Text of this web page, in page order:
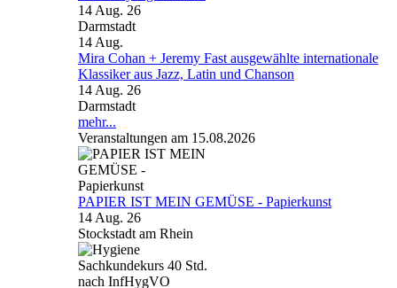
14 Aug. 26
Darmstadt
14 Aug.
Mira Cohan + Jeremy Fast ausgewählte internationale
Klassiker aus Jazz, Latin und Chanson
14 Aug. 26
Darmstadt
mehr...
Veranstaltungen am 15.08.2026
PAPIER IST MEIN GEMÜSE - Papierkunst
14 Aug. 26
Stockstadt am Rhein